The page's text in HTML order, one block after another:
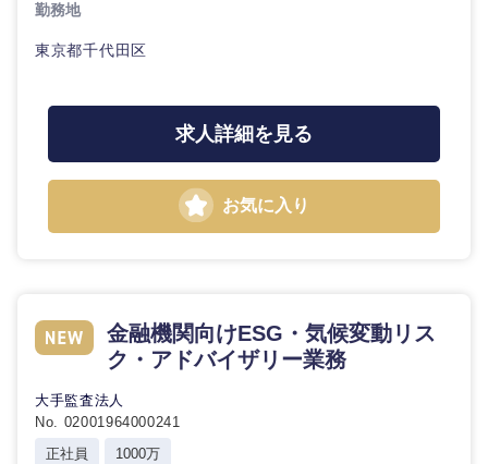
勤務地
東京都千代田区
求人詳細を見る
お気に入り
金融機関向けESG・気候変動リス
ク・アドバイザリー業務
大手監査法人
No. 02001964000241
正社員
1000万